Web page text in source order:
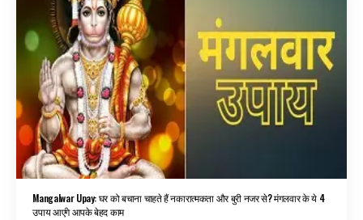
Mangalwar Upay: घर को बचाना चाहते हैं नकारात्मकता और बुरी नजर से? मंगलवार के ये 4
उपाय आएंगे आपके बेहद काम